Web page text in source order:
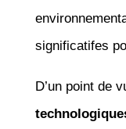
significatifes
D’un point de